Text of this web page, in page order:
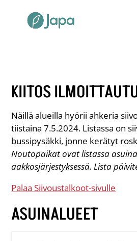
KIITOS
Näillä alueilla hyörii ahkeria
tiistaina 7.5.2024. Listassa on
bussipysäkki, jonne kerätyt
Noutopaikat ovat listassa
aakkosjärjestyksessä. Lista
Palaa Siivoustalkoot-sivulle
ASUINALUEET